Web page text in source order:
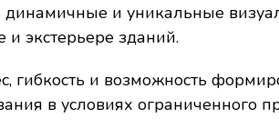
динамичные и уникальные
и экстерьере зданий.
гибкость и возможность
в условиях ограниченного